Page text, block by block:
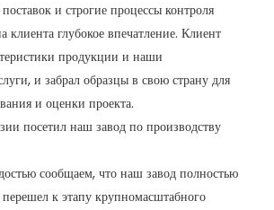
и строгие процессы контроля
клиента глубокое впечатление. Клиент
продукции и наши
и забрал образцы в свою страну для
и оценки проекта.
сообщаем, что наш завод полностью
к этапу крупномасштабного